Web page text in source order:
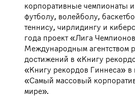
корпоративные чемпионаты
футболу, волейболу,
теннису, чирлидингу и
года проект «Лига
Международным агентством
достижений в «Книгу
«Книгу рекордов Гиннеса» в
«Самый массовый
мире».